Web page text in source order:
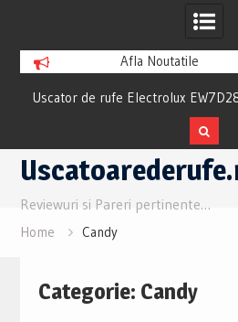
Afla Noutatile
Uscator de rufe Electrolux
Review si Pareri utile
Skip
contentReviewuri si Pareri pertinente…
Home Candy
Categorie: Candy